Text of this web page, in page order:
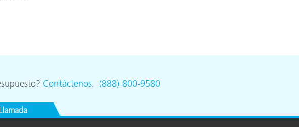
Contáctenos. (888) 800-9580